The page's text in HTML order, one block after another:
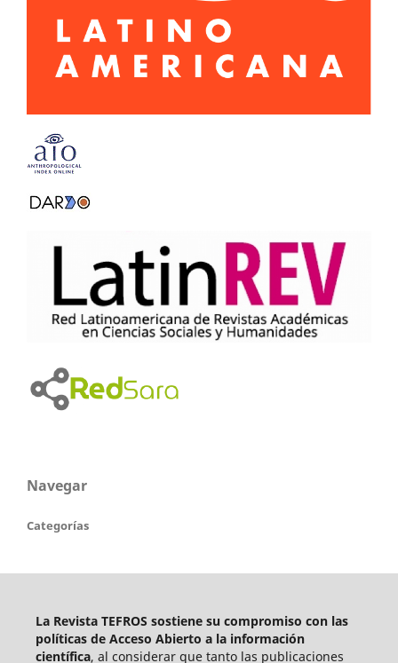
Navegar
Categorías
La Revista TEFROS sostiene su compromiso con las
políticas de Acceso Abierto a la información
científica, al considerar que tanto las publicaciones